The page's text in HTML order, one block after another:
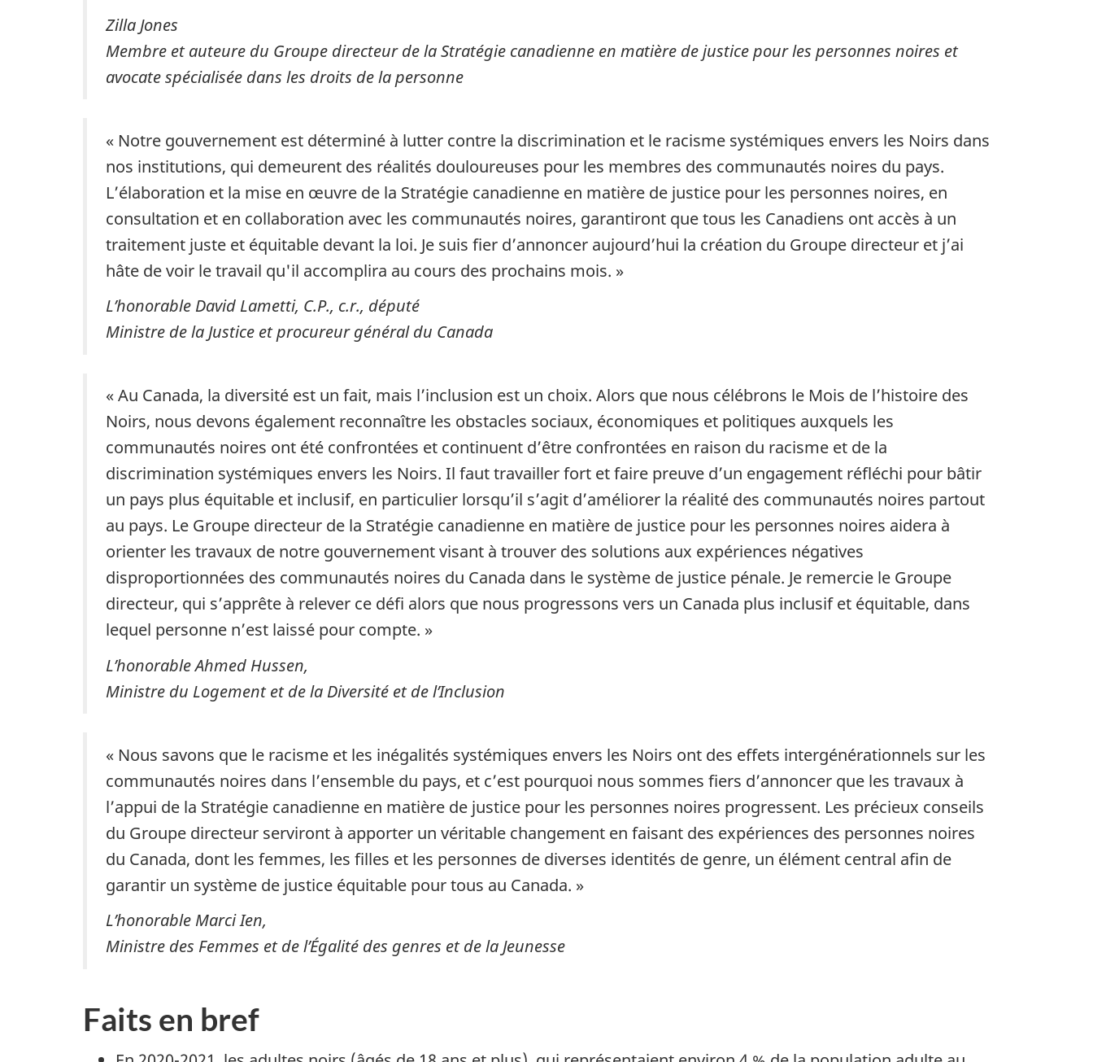
Zilla Jones
Membre et auteure du Groupe directeur de la Stratégie canadienne en matière de justice pour les personnes noires et
avocate spécialisée dans les droits de la personne
« Notre gouvernement est déterminé à lutter contre la discrimination et le racisme systémiques envers les Noirs dans
nos institutions, qui demeurent des réalités douloureuses pour les membres des communautés noires du pays.
L’élaboration et la mise en œuvre de la Stratégie canadienne en matière de justice pour les personnes noires, en
consultation et en collaboration avec les communautés noires, garantiront que tous les Canadiens ont accès à un
traitement juste et équitable devant la loi. Je suis fier d’annoncer aujourd’hui la création du Groupe directeur et j’ai
hâte de voir le travail qu'il accomplira au cours des prochains mois. »
L’honorable David Lametti, C.P., c.r., député
Ministre de la Justice et procureur général du Canada
« Au Canada, la diversité est un fait, mais l’inclusion est un choix. Alors que nous célébrons le Mois de l’histoire des
Noirs, nous devons également reconnaître les obstacles sociaux, économiques et politiques auxquels les
communautés noires ont été confrontées et continuent d’être confrontées en raison du racisme et de la
discrimination systémiques envers les Noirs. Il faut travailler fort et faire preuve d’un engagement réfléchi pour bâtir
un pays plus équitable et inclusif, en particulier lorsqu’il s’agit d’améliorer la réalité des communautés noires partout
au pays. Le Groupe directeur de la Stratégie canadienne en matière de justice pour les personnes noires aidera à
orienter les travaux de notre gouvernement visant à trouver des solutions aux expériences négatives
disproportionnées des communautés noires du Canada dans le système de justice pénale. Je remercie le Groupe
directeur, qui s’apprête à relever ce défi alors que nous progressons vers un Canada plus inclusif et équitable, dans
lequel personne n’est laissé pour compte. »
L’honorable Ahmed Hussen,
Ministre du Logement et de la Diversité et de l’Inclusion
« Nous savons que le racisme et les inégalités systémiques envers les Noirs ont des effets intergénérationnels sur les
communautés noires dans l’ensemble du pays, et c’est pourquoi nous sommes fiers d’annoncer que les travaux à
l’appui de la Stratégie canadienne en matière de justice pour les personnes noires progressent. Les précieux conseils
du Groupe directeur serviront à apporter un véritable changement en faisant des expériences des personnes noires
du Canada, dont les femmes, les filles et les personnes de diverses identités de genre, un élément central afin de
garantir un système de justice équitable pour tous au Canada. »
L’honorable Marci Ien,
Ministre des Femmes et de l’Égalité des genres et de la Jeunesse
Faits en bref